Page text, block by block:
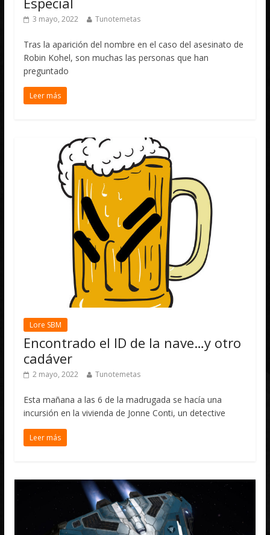
3 mayo, 2022 Tunotemetas
Tras la aparición del nombre en el caso del asesinato de
Robin Kohel, son muchas las personas que han
preguntado
Leer más
Lore SBM
Encontrado el ID de la nave…y otro
cadáver
2 mayo, 2022 Tunotemetas
Esta mañana a las 6 de la madrugada se hacía una
incursión en la vivienda de Jonne Conti, un detective
Leer más